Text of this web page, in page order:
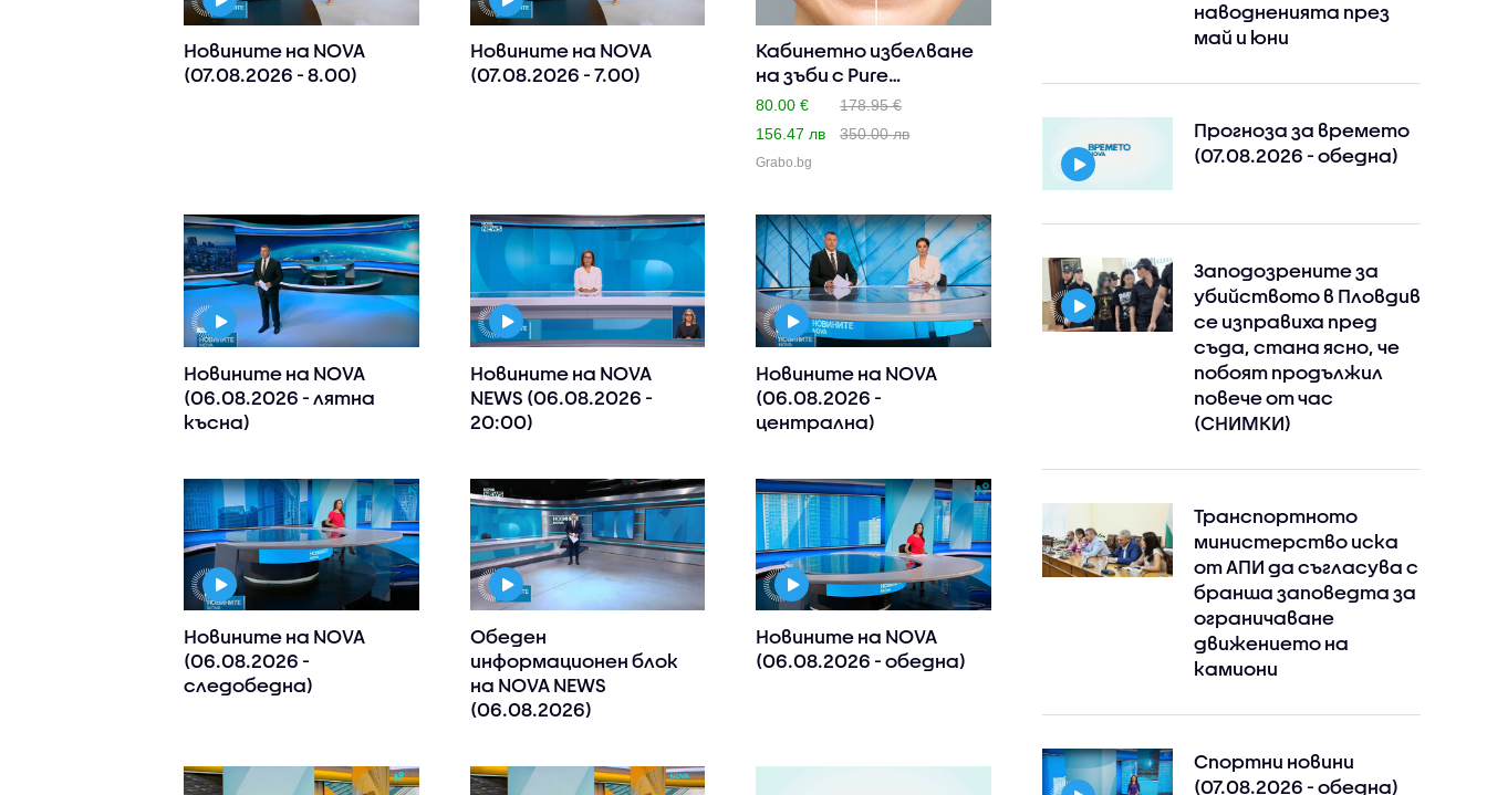
Новините на NOVA
(07.08.2026 - 8.00)
Новините на NOVA
(07.08.2026 - 7.00)
Кабинетно избелване
на зъби с Pure
Whitening..
80.00 €
178.95 €
156.47 лв
350.00 лв
Grabo.bg
Новините на NOVA
(06.08.2026 - лятна
късна)
Новините на NOVA
NEWS (06.08.2026 -
20:00)
Новините на NOVA
(06.08.2026 -
централна)
Новините на NOVA
(06.08.2026 -
следобедна)
Обеден
информационен блок
на NOVA NEWS
(06.08.2026)
Новините на NOVA
(06.08.2026 - обедна)
наводненията през
май и юни
Прогноза за времето
(07.08.2026 - обедна)
Заподозрените за
убийството в Пловдив
се изправиха пред
съда, стана ясно, че
побоят продължил
повече от час
(СНИМКИ)
Транспортното
министерство иска
от АПИ да съгласува с
бранша заповедта за
ограничаване
движението на
камиони
Спортни новини
(07.08.2026 - обедна)